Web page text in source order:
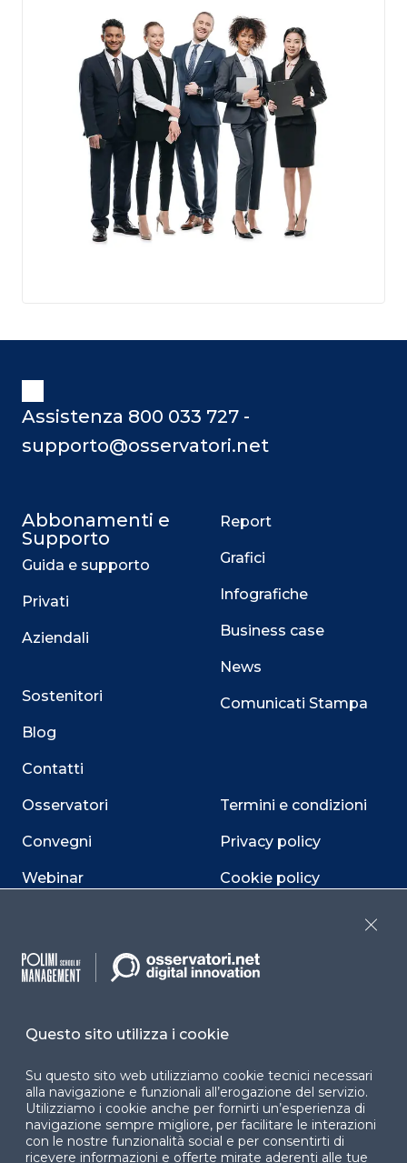
Assistenza 800 033 727 -
supporto@osservatori.net
Abbonamenti e
Supporto
Guida e supporto
Privati
Aziendali
Sostenitori
Blog
Contatti
Osservatori
Convegni
Webinar
Report
Grafici
Infografiche
Business case
News
Comunicati Stampa
Termini e condizioni
Privacy policy
Cookie policy
Dichiarazione di
accessibilità
Facebook LinkedIn
Questo sito utilizza i cookie
Su questo sito web utilizziamo cookie tecnici necessari
alla navigazione e funzionali all’erogazione del servizio.
Utilizziamo i cookie anche per fornirti un’esperienza di
navigazione sempre migliore, per facilitare le interazioni
con le nostre funzionalità social e per consentirti di
ricevere informazioni e offerte mirate aderenti alle tue